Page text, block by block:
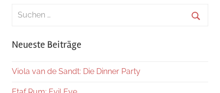
Suchen
Neueste Beiträge
Viola van de Sandt: Die Dinner Party